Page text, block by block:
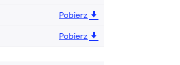
Pobierz
Pobierz